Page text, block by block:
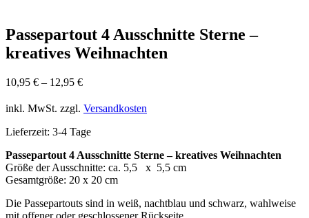
Passepartout 4 Ausschnitte Sterne –
kreatives Weihnachten
10,95 € – 12,95 €
inkl. MwSt. zzgl. Versandkosten
Lieferzeit: 3-4 Tage
Passepartout 4 Ausschnitte Sterne – kreatives Weihnachten
Größe der Ausschnitte: ca. 5,5 x 5,5 cm
Gesamtgröße: 20 x 20 cm
Die Passepartouts sind in weiß, nachtblau und schwarz, wahlweise
mit offener oder geschlossener Rückseite